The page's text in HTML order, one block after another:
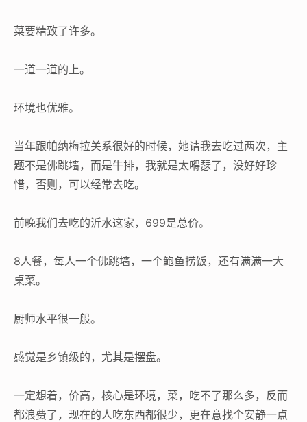
菜要精致了许多。
一道一道的上。
环境也优雅。
当年跟帕纳梅拉关系很好的时候，她请我去吃过两次，主
题不是佛跳墙，而是牛排，我就是太嘚瑟了，没好好珍
惜，否则，可以经常去吃。
前晚我们去吃的沂水这家，699是总价。
8人餐，每人一个佛跳墙，一个鲍鱼捞饭，还有满满一大
桌菜。
厨师水平很一般。
感觉是乡镇级的，尤其是摆盘。
一定想着，价高，核心是环境，菜，吃不了那么多，反而
都浪费了，现在的人吃东西都很少，更在意找个安静一点